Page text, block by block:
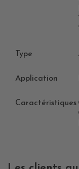
Type
Application
Caractéristiques